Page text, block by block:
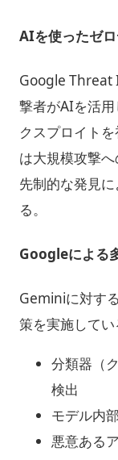
AIを使ったゼ
Google Threat
撃者がAIを活
クスプロイト
は大規模攻撃
先制的な発見
る。
Googleによる
Geminiに対す
策を実施してい
分類器（
検出
モデル内
悪意ある